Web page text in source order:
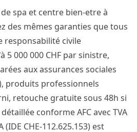
spa et centre bien-etre à
des mêmes garanties que tous
responsabilité civile
5 000 000 CHF par sinistre,
aux assurances sociales
produits professionnels
retouche gratuite sous 48h si
conforme AFC avec TVA
(IDE CHE-112.625.153) est